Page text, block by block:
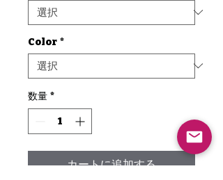
Color *
数量 *
カートに追加する